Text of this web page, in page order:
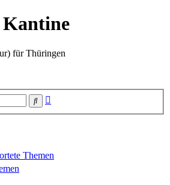
Kantine
für Thüringen
Suche
Themen